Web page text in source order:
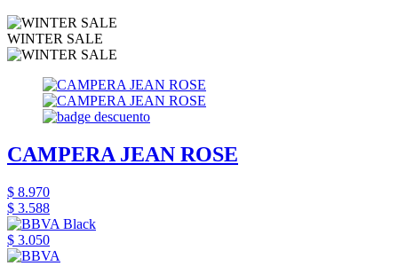
WINTER SALE
CAMPERA JEAN ROSE
$ 8.970
$ 3.588
$ 3.050